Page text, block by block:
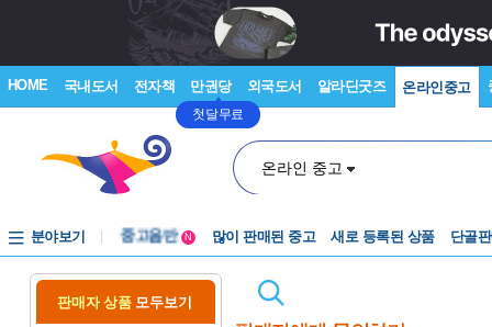
HOME 국내도서 전자책 만권당
첫달무료
외국도서 알라딘굿즈 온라인중고
온라인 중고
분야보기
중고음반
N 많이 판매된 중고 새로 등록된 상품 단골
판매자 상품 모두보기